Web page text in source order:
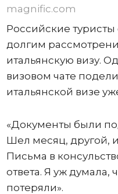
magnific.com
Российские
долгим
итальянскую визу.
визовом чате
итальянской визе
«Документы были
Шел месяц, другой,
Письма в
ответа. Я уж
потеряли».